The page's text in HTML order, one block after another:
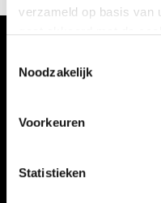
verzameld op basis van
Noodzakelijk
Voorkeuren
Statistieken
VERHALEN
KALENDER
THEMA’S